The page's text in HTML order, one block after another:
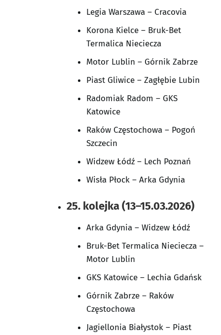
Legia Warszawa – Cracovia
Korona Kielce – Bruk-Bet
Termalica Nieciecza
Motor Lublin – Górnik Zabrze
Piast Gliwice – Zagłębie Lubin
Radomiak Radom – GKS
Katowice
Raków Częstochowa – Pogoń
Szczecin
Widzew Łódź – Lech Poznań
Wisła Płock – Arka Gdynia
25. kolejka (13–15.03.2026)
Arka Gdynia – Widzew Łódź
Bruk-Bet Termalica Nieciecza –
Motor Lublin
GKS Katowice – Lechia Gdańsk
Górnik Zabrze – Raków
Częstochowa
Jagiellonia Białystok – Piast